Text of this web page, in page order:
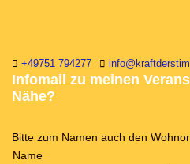
+49751 794277
Infomail zu meinen
Nähe?
Bitte zum Namen auch den
Name